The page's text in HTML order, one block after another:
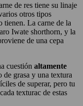
de res tiene su linaje
otros tipos
tienen. La carne de la
Iwate shorthorn, y la
de una cepa
cuestión altamente
de grasa y una textura
de superar, pero tu
texturac de estas